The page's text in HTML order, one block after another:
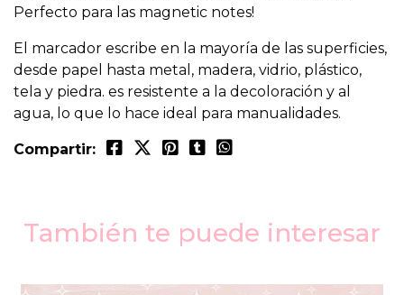
Perfecto para las magnetic notes!
El marcador escribe en la mayoría de las superficies,
desde papel hasta metal, madera, vidrio, plástico,
tela y piedra. es resistente a la decoloración y al
agua, lo que lo hace ideal para manualidades.
Compartir:
También te puede interesar